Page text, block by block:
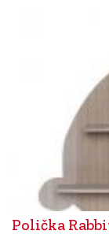
Polička